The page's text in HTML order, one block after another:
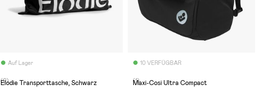
Auf Lager
(0)
Elodie Transporttasche, Schwarz
10 VERFÜGBAR
(1)
Maxi-Cosi Ultra Compact